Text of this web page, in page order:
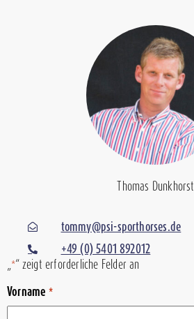
Thomas Dunkhorst
tommy@psi-sporthorses.de
+49 (0) 5401 892012
*“ zeigt erforderliche Felder an
Vorname *